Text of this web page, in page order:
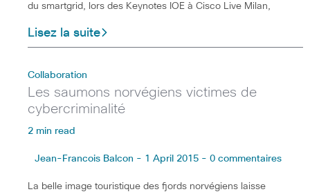
du smartgrid, lors des Keynotes IOE à Cisco Live Milan,
Lisez la suite
Collaboration
Les saumons norvégiens victimes de
cybercriminalité
2 min read
Jean-Francois Balcon - 1 April 2015 - 0 commentaires
La belle image touristique des fjords norvégiens laisse